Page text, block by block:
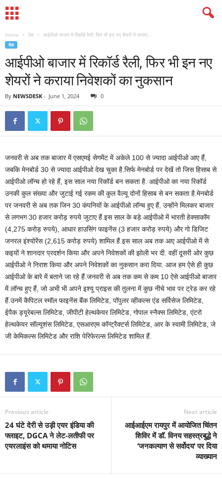
Home देश आईपीओ बाजार में रिकॉर्ड रैली, फिर भी इन नए शेयरों ने कराया...
देश
आईपीओ बाजार में रिकॉर्ड रैली, फिर भी इन नए
शेयरों ने कराया निवेशकों का नुकसान
By NEWSDESK - June 1, 2024 0
जनवरी से अब तक बाजार में एसएमई सेगमेंट में अकेले 100 से ज्यादा आईपीओ आए हैं,
जबकि मेनबोर्ड 30 से ज्यादा आईपीओ देख चुका है.सिर्फ मेनबोर्ड पर देखें तो जिस हिसाब से
आईपीओ लॉन्च हो रहे हैं, इस साल नया रिकॉर्ड बन सकता है. आईपीओ का नया रिकॉर्ड
उनकी कुल संख्या और जुटाई गई रकम की कुल वैल्यू दोनों हिसाब से बन सकता है.मेनबोर्ड
पर जनवरी से अब तक जिन 30 कंपनियों के आईपीओ लॉन्च हुए हैं, उन्होंने मिलकर बाजार
से लगभग 30 हजार करोड़ रुपये जुटाए हैं.इस साल के बड़े आईपीओ में भारती हेक्साकॉम
(4,275 करोड़ रुपये), आधार हाउसिंग फाइनेंस (3 हजार करोड़ रुपये) और गो डिजिट
जनरल इंश्योरेंस (2,615 करोड़ रुपये) शामिल हैं.इस साल अब तक आए आईपीओ में से
कइयों ने शानदार प्रदर्शन किया और अपने निवेशकों की झोली भर दी. वहीं दूसरी ओर कुछ
आईपीओ ने निराश किया और अपने निवेशकों का नुकसान करा दिया. आज हम ऐसे ही कुछ
आईपीओ के बारे में बताने जा रहे हैं.जनवरी से अब तक कम से कम 10 ऐसे आईपीओ बाजार
में लॉन्च हुए हैं, जो अभी भी अपने इश्यू प्राइस की तुलना में कुछ नीचे भाव पर ट्रेड कर रहे
हैं.उनमें कैपिटल स्मॉल फाइनेंस बैंक लिमिटेड, पॉपुलर व्हीकल्स एंड सर्विसेज लिमिटेड,
ईपैक ड्यूरेबल्स लिमिटेड, जीपीटी हेल्थकेयर लिमिटेड, गोपाल स्नैक्स लिमिटेड, एंटरो
हेल्थकेयर सॉल्यूशंस लिमिटेड, एसआरएम कॉन्ट्रैक्टर्स लिमिटेड, आर के स्वामी लिमिटेड, जे
जी केमिकल्स लिमिटेड और राशि पेरिफेरल्स लिमिटेड शामिल हैं.
Previous article
24 घंटे देरी से उड़ी एयर इंडिया की
फ्लाइट, DGCA ने लेट-लतीफी पर
एयरलाइंस को थमाया नोटिस
Next article
आईआईएम रायपुर में आयोजित चिंतन
शिविर में डॉ. विनय सहस्त्रबुद्धे ने
‘जनकल्याण से सर्वोदय‘ पर दिया
व्याख्यान